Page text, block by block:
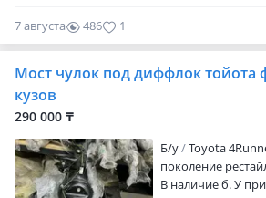
7 августа 486 1
Мост чулок под диффлок тойота
кузов
290 000 ₸
Б/y
Toyota
поколение
В наличие б. У